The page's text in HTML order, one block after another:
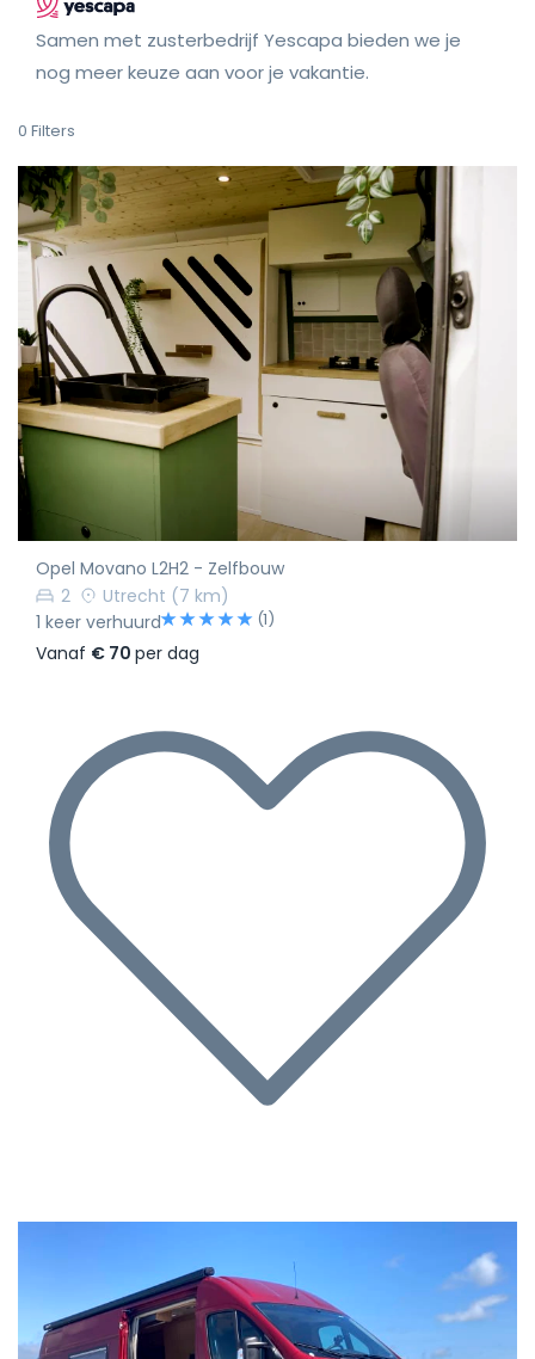
Samen met zusterbedrijf Yescapa bieden we je
nog meer keuze aan voor je vakantie.
0 Filters
Opel Movano L2H2 - Zelfbouw
2
Utrecht (7 km)
1 keer verhuurd
(1)
Vanaf € 70 per dag